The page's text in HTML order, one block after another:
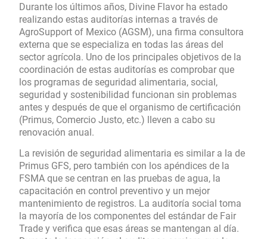
Durante los últimos años, Divine Flavor ha estado
realizando estas auditorías internas a través de
AgroSupport of Mexico (AGSM), una firma consultora
externa que se especializa en todas las áreas del
sector agrícola. Uno de los principales objetivos de la
coordinación de estas auditorías es comprobar que
los programas de seguridad alimentaria, social,
seguridad y sostenibilidad funcionan sin problemas
antes y después de que el organismo de certificación
(Primus, Comercio Justo, etc.) lleven a cabo su
renovación anual.
La revisión de seguridad alimentaria es similar a la de
Primus GFS, pero también con los apéndices de la
FSMA que se centran en las pruebas de agua, la
capacitación en control preventivo y un mejor
mantenimiento de registros. La auditoría social toma
la mayoría de los componentes del estándar de Fair
Trade y verifica que esas áreas se mantengan al día.